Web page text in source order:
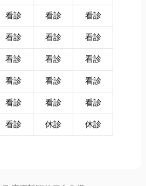
看診 看診
看診
看診 看診
看診
看診 看診
看診
看診 看診
看診
看診 看診
看診
看診 休診 休診